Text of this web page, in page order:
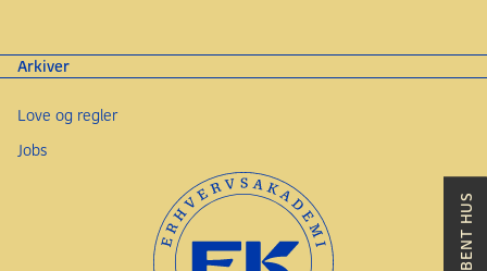
Arkiver
Love og regler
Jobs